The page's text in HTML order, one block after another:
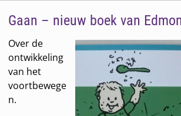
Gaan – nieuw boek van
Over de
ontwikkeling
van het
voortbewege
n.